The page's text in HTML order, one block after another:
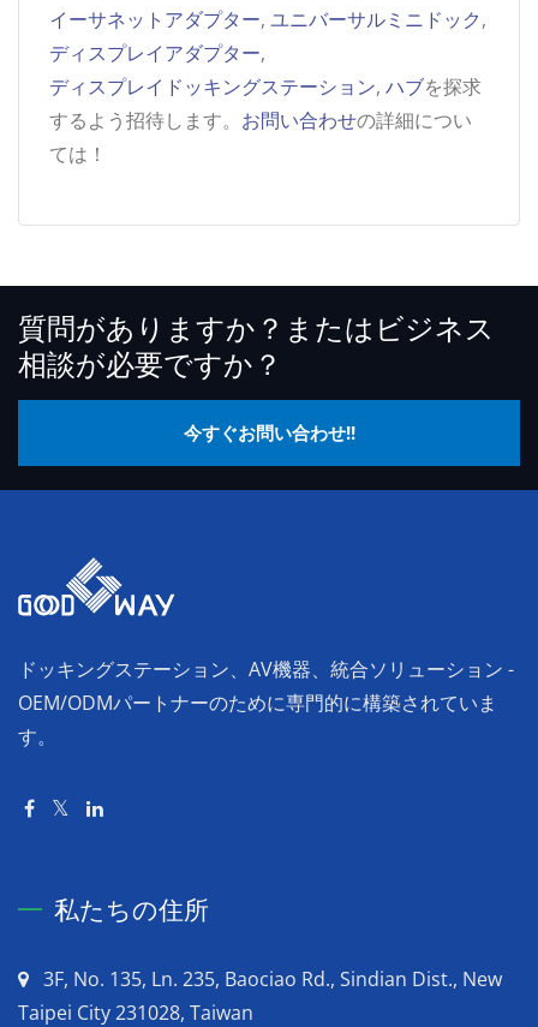
イーサネットアダプター, ユニバーサルミニドック,
ディスプレイアダプター,
ディスプレイドッキングステーション, ハブを探求
するよう招待します。 お問い合わせの詳細につい
ては！
質問がありますか？またはビジネス
相談が必要ですか？
今すぐお問い合わせ!!
ドッキングステーション、AV機器、統合ソリューション -
OEM/ODMパートナーのために専門的に構築されていま
す。
私たちの住所
3F, No. 135, Ln. 235, Baociao Rd., Sindian Dist., New
Taipei City 231028, Taiwan